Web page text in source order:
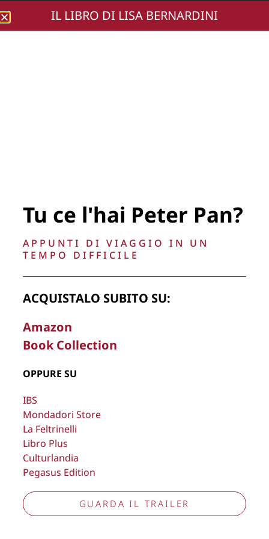
Lisa Bernardini
La Direzione stabilisce insindacabilmente di inserire,
rimuovere, oscurare, modificare, immagini e testi del sito, a
Copyright © 2026Lisa Bernardini
Aggiorna preferenze tracciamento
IL LIBRO DI LISA BERNARDINI
Tu ce l'hai Peter Pan?
APPUNTI DI VIAGGIO IN UN
TEMPO DIFFICILE
ACQUISTALO SUBITO SU:
Amazon
Book Collection
OPPURE SU
IBS
Mondadori Store
La Feltrinelli
Libro Plus
Culturlandia
Pegasus Edition
GUARDA IL TRAILER